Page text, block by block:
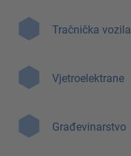
Tračnička vozila
Vjetroelektrane
Građevinarstvo